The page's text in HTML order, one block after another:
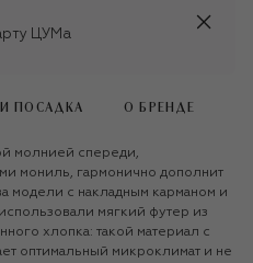
ЦУМа
ПОСАДКА О БРЕНДЕ
молнией спереди,
мониль, гармонично дополнит
модели с накладным карманом и
мягкий футер из
хлопка: такой материал с
оптимальный микроклимат и не